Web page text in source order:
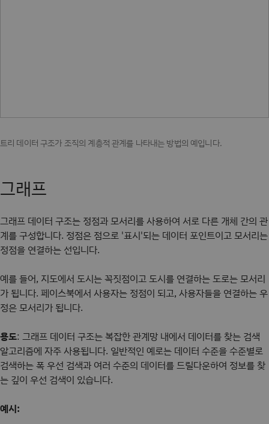
트리 데이터 구조가 조직의 계층적 관계를 나타내는 방법의 예입니다.
그래프
그래프 데이터 구조는 정점과 모서리를 사용하여 서로 다른 개체 간의 관
계를 구성합니다. 정점은 점으로 '표시'되는 데이터 포인트이고 모서리는
정점을 연결하는 선입니다.
예를 들어, 지도에서 도시는 꼭짓점이고 도시를 연결하는 도로는 모서리
가 됩니다. 페이스북에서 사용자는 정점이 되고, 사용자들을 연결하는 우
정은 모서리가 됩니다.
용도: 그래프 데이터 구조는 복잡한 관계망 내에서 데이터를 찾는 검색
알고리즘에 자주 사용됩니다. 일반적인 예로는 데이터 수준을 수준별로
검색하는 폭 우선 검색과 여러 수준의 데이터를 드릴다운하여 정보를 찾
는 깊이 우선 검색이 있습니다.
예시: